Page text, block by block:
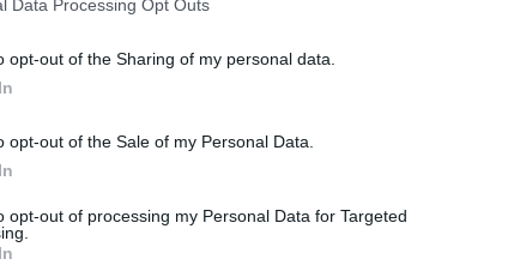
Data Processing Opt Outs
opt-out of the Sharing of my personal data.
opt-out of the Sale of my Personal Data.
opt-out of processing my Personal Data for Targeted
képességet
a rendszeres társasjátékozás növelheti
gondolkodást biztosít. Azok az idősebb
játékokat, magabiztosabbnak érzik
ezek a tevékenységek tartják
szükség van bizonyos stratégiák